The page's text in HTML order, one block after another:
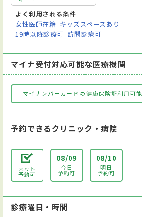
よく利用される条件
女性医師在籍 キッズスペースあり
19時以降診療可 訪問診療可
マイナ受付対応可能な医療機関
マイナンバーカードの健康保険証利用可能
予約できるクリニック・病院
ネット
予約可
08/09
今日
予約可
08/10
明日
予約可
診療曜日・時間